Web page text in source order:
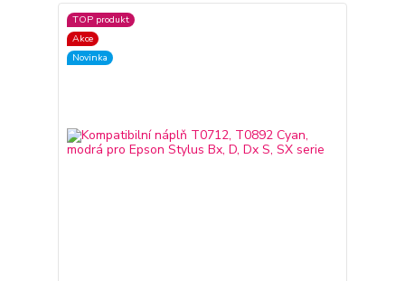
TOP produkt
Akce
Novinka